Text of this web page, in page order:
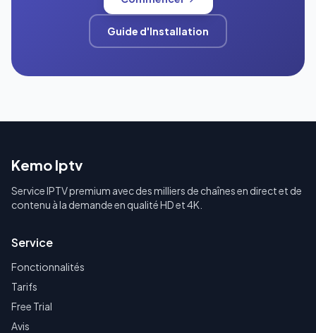
Guide d'Installation
Kemo Iptv
Service IPTV premium avec des milliers de chaînes en direct et de
contenu à la demande en qualité HD et 4K.
Service
Fonctionnalités
Tarifs
Free Trial
Avis